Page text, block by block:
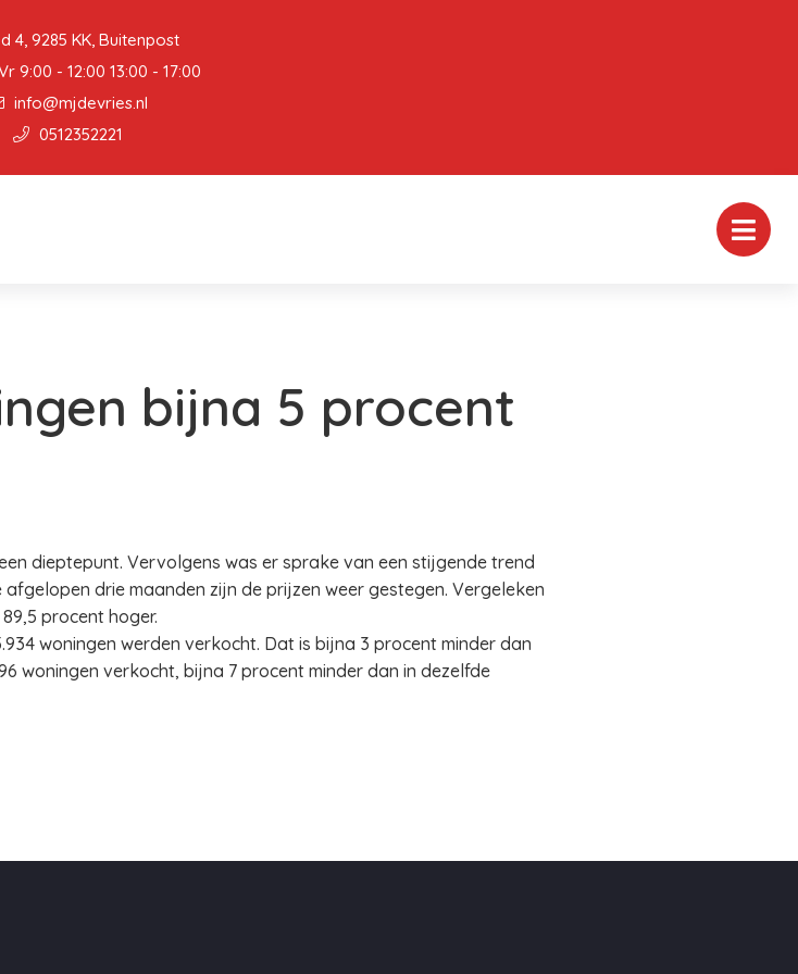
4, 9285 KK, Buitenpost
9:00 - 12:00 13:00 - 17:00
info@mjdevries.nl
0512352221
bijna 5 procent
dieptepunt. Vervolgens was er sprake van een stijgende trend
drie maanden zijn de prijzen weer gestegen. Vergeleken
procent hoger.
woningen werden verkocht. Dat is bijna 3 procent minder dan
woningen verkocht, bijna 7 procent minder dan in dezelfde